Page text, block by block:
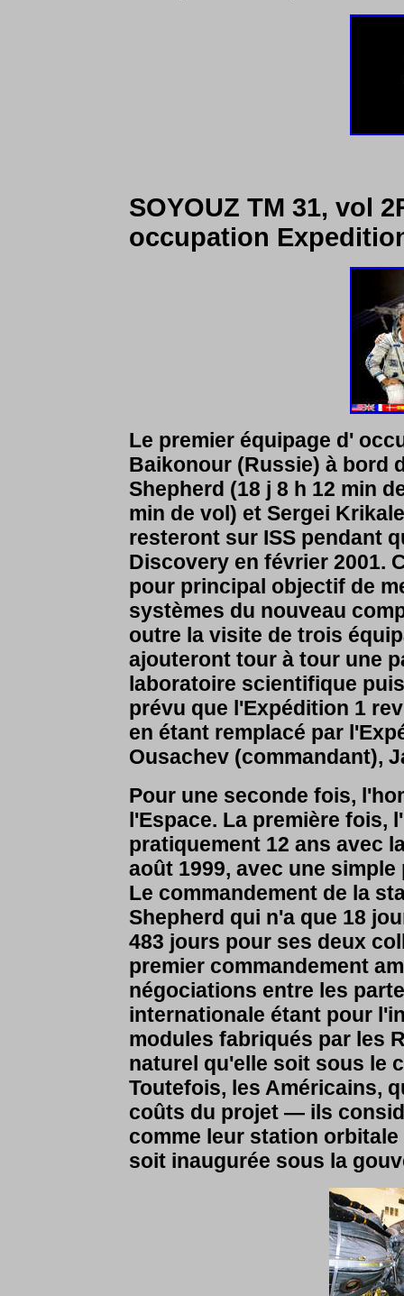
SOYOUZ TM 31, vol
occupation
Le premier équipage d'
Baikonour (Russie) à bord
Shepherd (18 j 8 h 12 min
min de vol) et Sergei
resteront sur ISS pendant
Discovery en février 2001.
pour principal objectif de
systèmes du nouveau
outre la visite de trois
ajouteront tour à tour une
laboratoire scientifique
prévu que l'Expédition 1
en étant remplacé par
Ousachev (commandant),
Pour une seconde fois,
l'Espace. La première fois,
pratiquement 12 ans avec
août 1999, avec une
Le commandement de la
Shepherd qui n'a que 18
483 jours pour ses deux
premier commandement
négociations entre les
internationale étant pour
modules fabriqués par les
naturel qu'elle soit sous le
Toutefois, les Américains,
coûts du projet — ils
comme leur station
soit inaugurée sous la